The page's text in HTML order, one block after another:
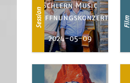
Session
Schlern Music
Eröffnungskonzert
2024-05-09
Film